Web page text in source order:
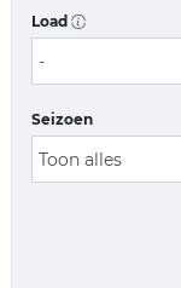
Load
Seizoen